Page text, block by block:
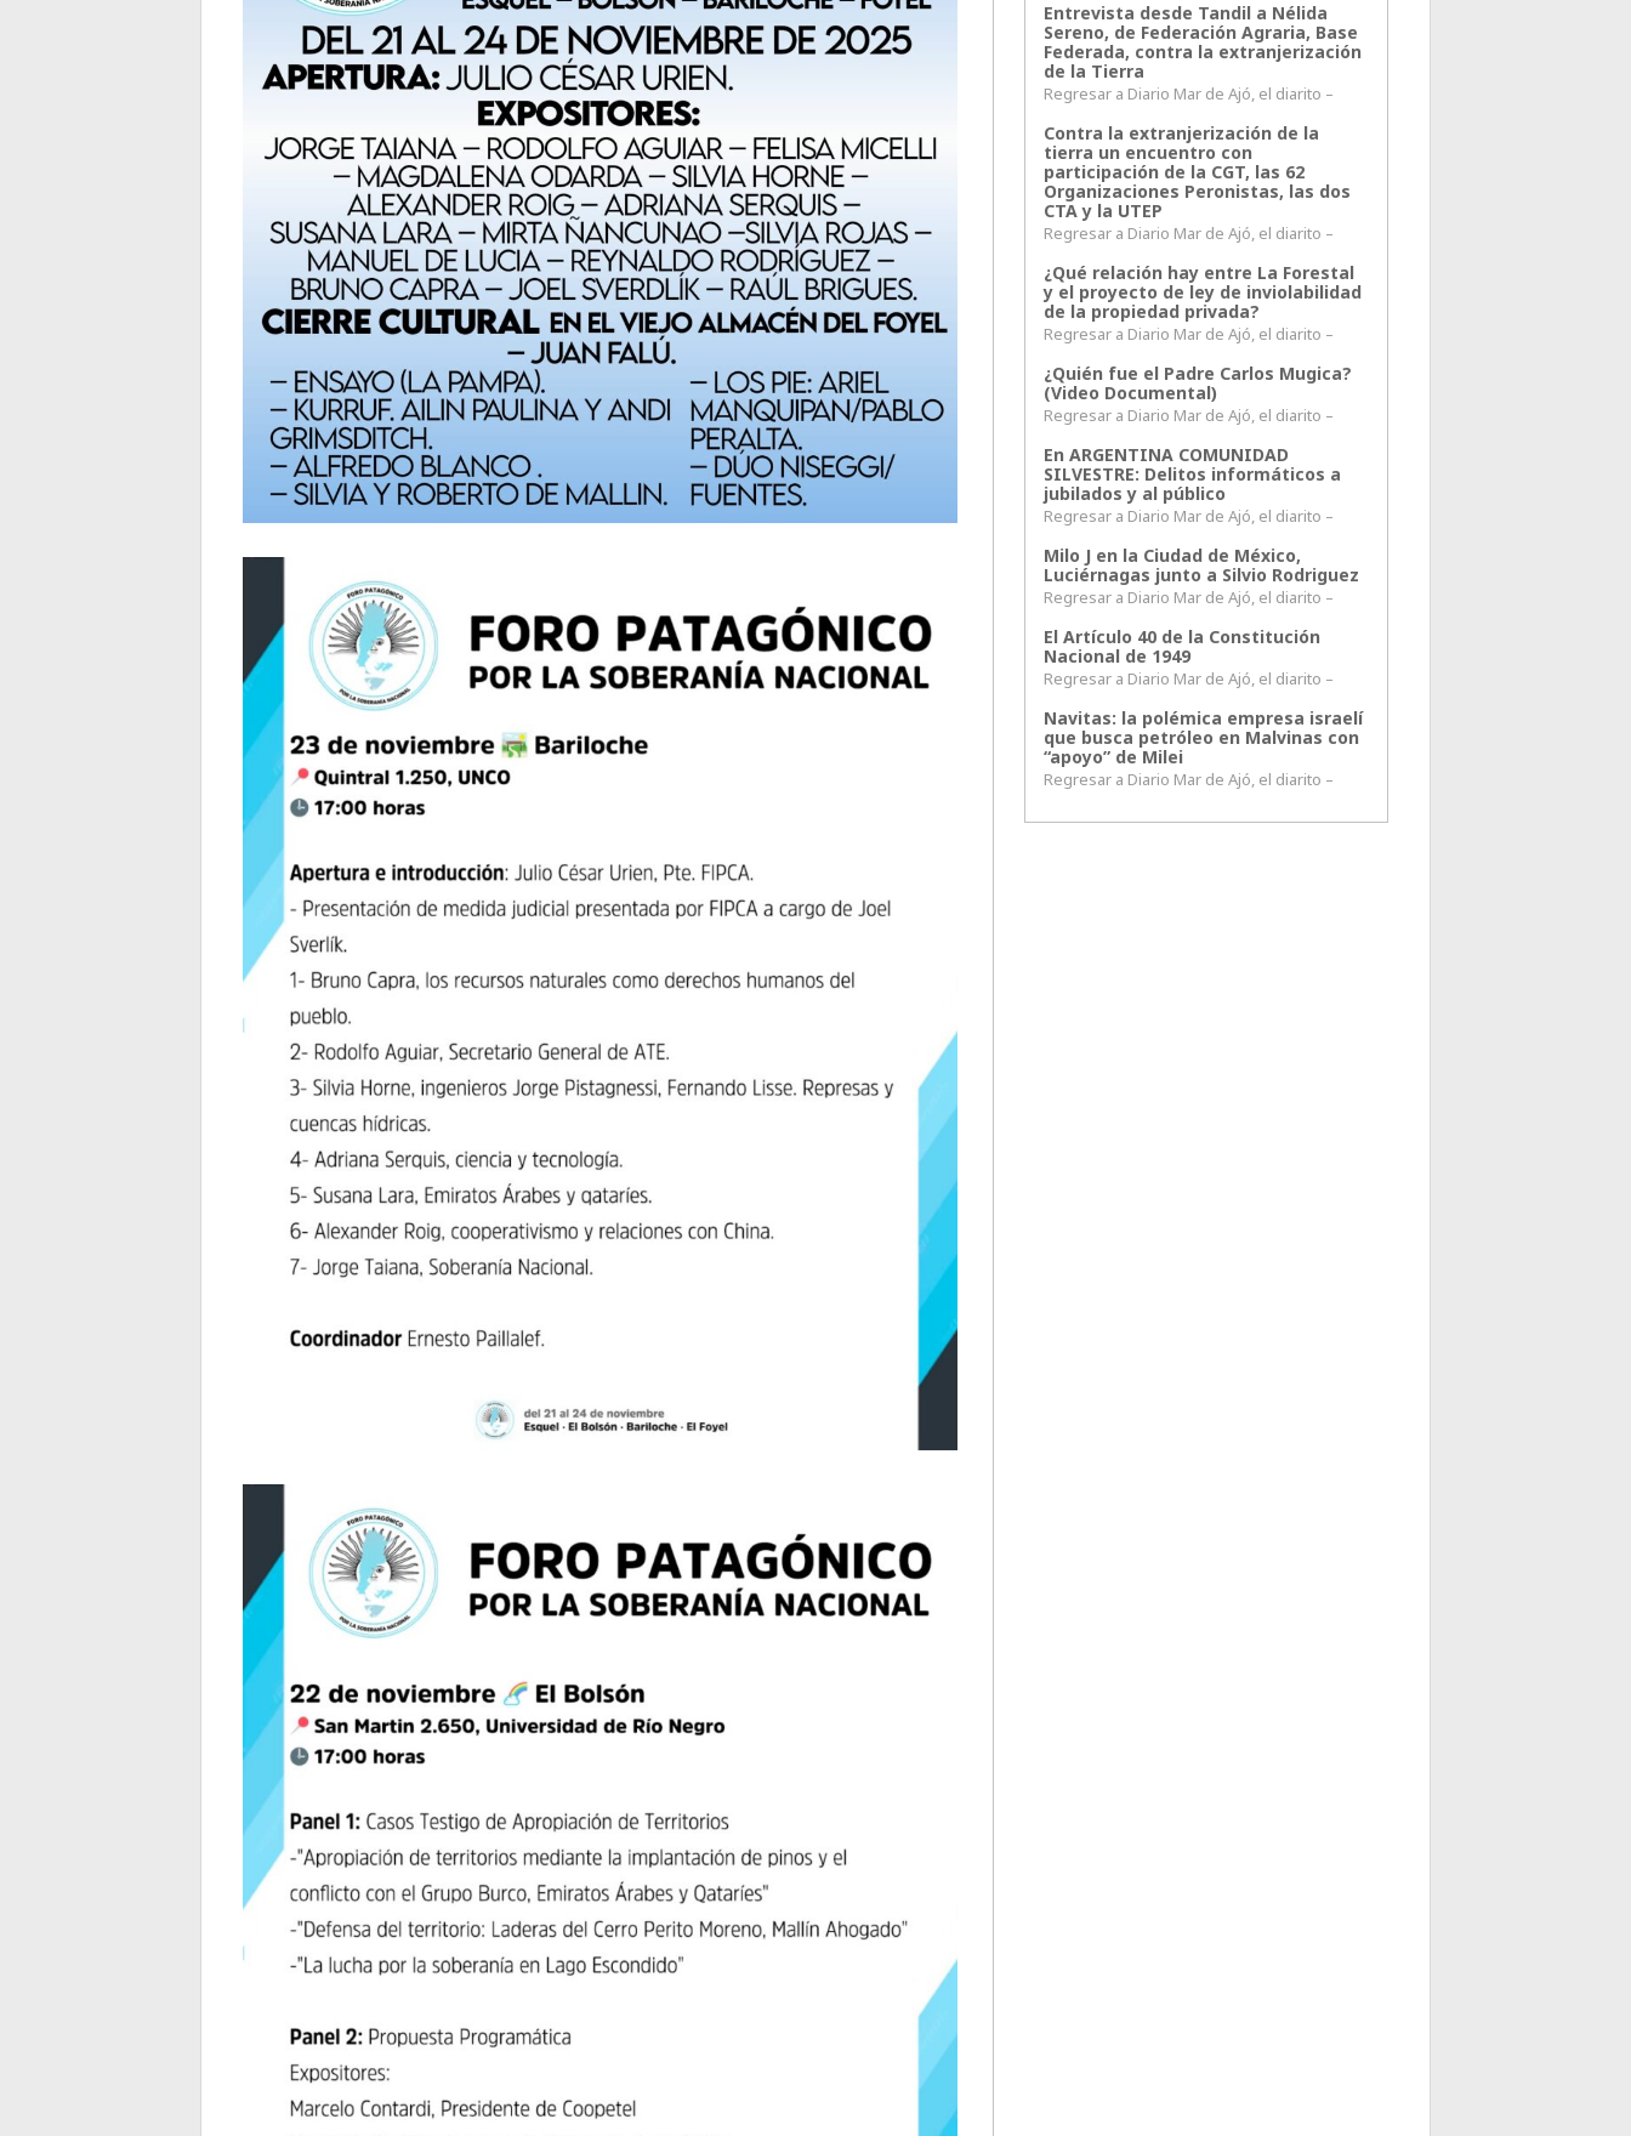
Entrevista desde Tandil a Nélida
Sereno, de Federación Agraria, Base
Federada, contra la extranjerización
de la Tierra
Regresar a Diario Mar de Ajó, el diarito –
Contra la extranjerización de la
tierra un encuentro con
participación de la CGT, las 62
Organizaciones Peronistas, las dos
CTA y la UTEP
Regresar a Diario Mar de Ajó, el diarito –
¿Qué relación hay entre La Forestal
y el proyecto de ley de inviolabilidad
de la propiedad privada?
Regresar a Diario Mar de Ajó, el diarito –
¿Quién fue el Padre Carlos Mugica?
(Video Documental)
Regresar a Diario Mar de Ajó, el diarito –
En ARGENTINA COMUNIDAD
SILVESTRE: Delitos informáticos a
jubilados y al público
Regresar a Diario Mar de Ajó, el diarito –
Milo J en la Ciudad de México,
Luciérnagas junto a Silvio Rodriguez
Regresar a Diario Mar de Ajó, el diarito –
El Artículo 40 de la Constitución
Nacional de 1949
Regresar a Diario Mar de Ajó, el diarito –
Navitas: la polémica empresa israelí
que busca petróleo en Malvinas con
“apoyo” de Milei
Regresar a Diario Mar de Ajó, el diarito –